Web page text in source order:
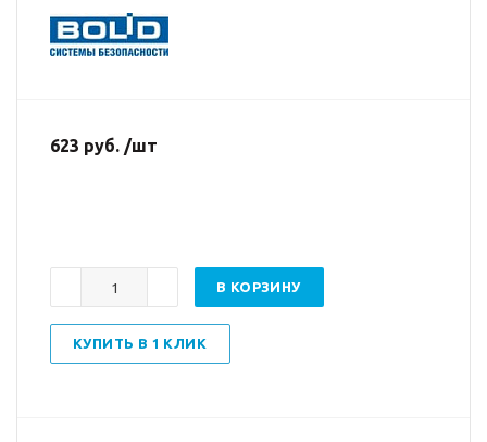
623 руб. /шт
В КОРЗИНУ
КУПИТЬ В 1 КЛИК